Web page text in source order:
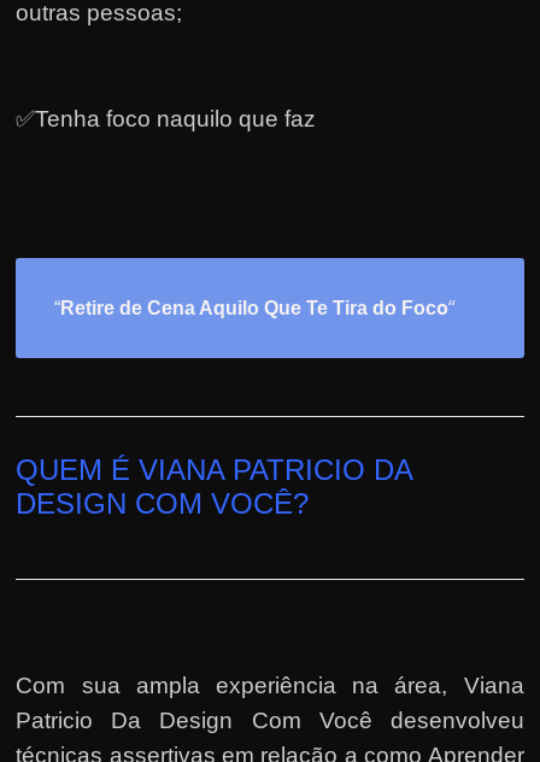
outras pessoas;
✅Tenha foco naquilo que faz
“Retire de Cena Aquilo Que Te Tira do Foco“
QUEM É VIANA PATRICIO DA
DESIGN COM VOCÊ?
Com sua ampla experiência na área, Viana
Patricio Da Design Com Você desenvolveu
técnicas assertivas em relação a como Aprender